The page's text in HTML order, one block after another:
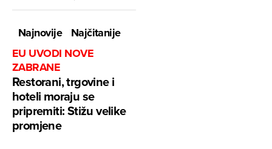
Najnovije
Najčitanije
EU UVODI NOVE
ZABRANE
Restorani, trgovine i
hoteli moraju se
pripremiti: Stižu velike
promjene